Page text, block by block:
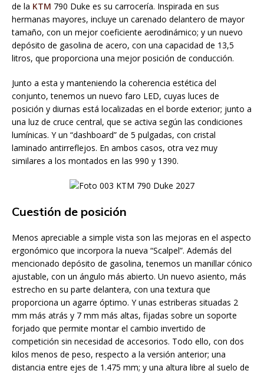
de la KTM 790 Duke es su carrocería. Inspirada en sus
hermanas mayores, incluye un carenado delantero de mayor
tamaño, con un mejor coeficiente aerodinámico; y un nuevo
depósito de gasolina de acero, con una capacidad de 13,5
litros, que proporciona una mejor posición de conducción.
Junto a esta y manteniendo la coherencia estética del
conjunto, tenemos un nuevo faro LED, cuyas luces de
posición y diurnas está localizadas en el borde exterior; junto a
una luz de cruce central, que se activa según las condiciones
lumínicas. Y un “dashboard” de 5 pulgadas, con cristal
laminado antirreflejos. En ambos casos, otra vez muy
similares a los montados en las 990 y 1390.
Cuestión de posición
Menos apreciable a simple vista son las mejoras en el aspecto
ergonómico que incorpora la nueva “Scalpel”. Además del
mencionado depósito de gasolina, tenemos un manillar cónico
ajustable, con un ángulo más abierto. Un nuevo asiento, más
estrecho en su parte delantera, con una textura que
proporciona un agarre óptimo. Y unas estriberas situadas 2
mm más atrás y 7 mm más altas, fijadas sobre un soporte
forjado que permite montar el cambio invertido de
competición sin necesidad de accesorios. Todo ello, con dos
kilos menos de peso, respecto a la versión anterior; una
distancia entre ejes de 1.475 mm; y una altura libre al suelo de